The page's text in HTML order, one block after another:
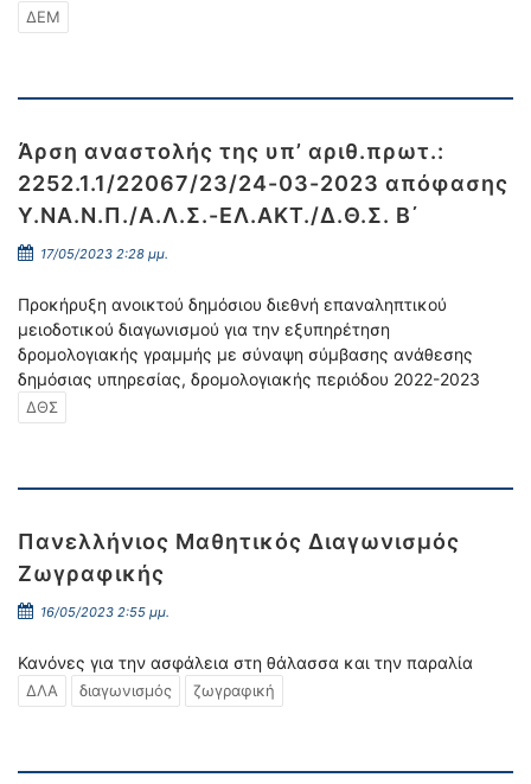
ΔΕΜ
Άρση αναστολής της υπ’ αριθ.πρωτ.:
2252.1.1/22067/23/24-03-2023 απόφασης
Υ.ΝΑ.Ν.Π./Α.Λ.Σ.-ΕΛ.ΑΚΤ./Δ.Θ.Σ. Β΄
17/05/2023 2:28 μμ.
Προκήρυξη ανοικτού δημόσιου διεθνή επαναληπτικού
μειοδοτικού διαγωνισμού για την εξυπηρέτηση
δρομολογιακής γραμμής με σύναψη σύμβασης ανάθεσης
δημόσιας υπηρεσίας, δρομολογιακής περιόδου 2022-2023
ΔΘΣ
Πανελλήνιος Μαθητικός Διαγωνισμός
Ζωγραφικής
16/05/2023 2:55 μμ.
Κανόνες για την ασφάλεια στη θάλασσα και την παραλία
ΔΛΑ διαγωνισμός ζωγραφική